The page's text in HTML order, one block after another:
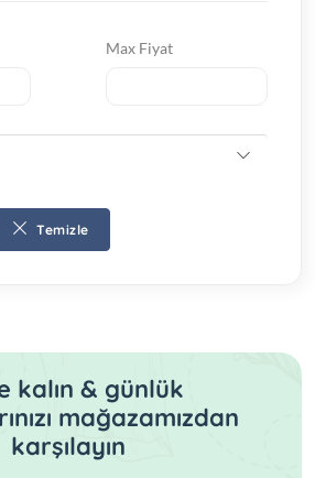
Max Fiyat
Temizle
kalın & günlük
mağazamızdan
karşılayın